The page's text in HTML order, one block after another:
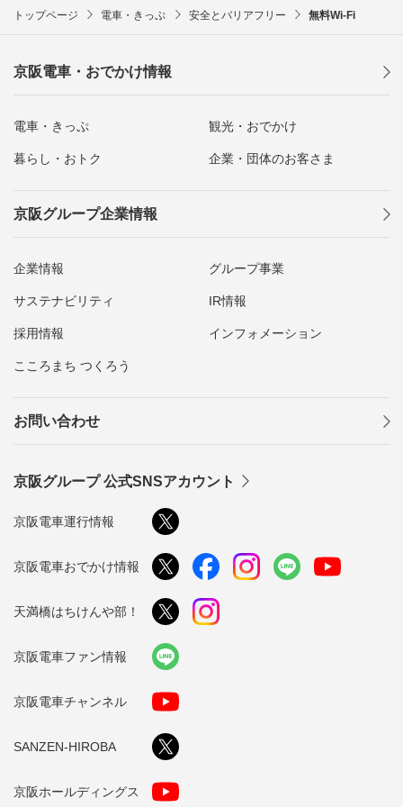
トップページ 電車・きっぷ 安全とバリアフリー 無料Wi-Fi
京阪電車・おでかけ情報
電車・きっぷ 観光・おでかけ
暮らし・おトク 企業・団体のお客さま
京阪グループ企業情報
企業情報 グループ事業
サステナビリティ IR情報
採用情報 インフォメーション
こころまち つくろう
お問い合わせ
京阪グループ 公式SNSアカウント
京阪電車運行情報
京阪電車おでかけ情報
天満橋はちけんや部！
京阪電車ファン情報
京阪電車チャンネル
SANZEN-HIROBA
京阪ホールディングス